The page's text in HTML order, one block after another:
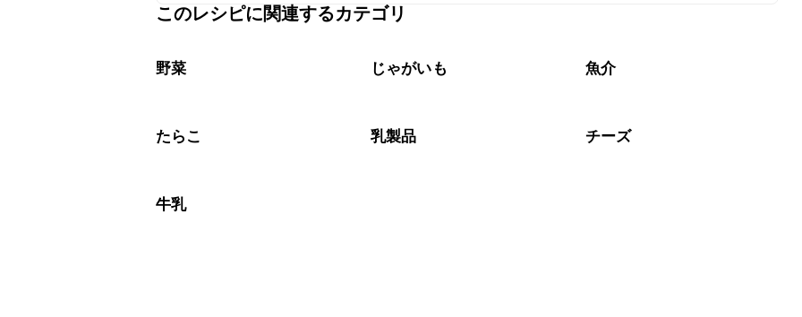
保存期間は冷蔵で当日中が目安です。なるべくお早めにお召し上がりください。
※日持ちは目安です。
このレシピに関連するカテゴリ
野菜 じゃがいも 魚介
たらこ 乳製品 チーズ
牛乳